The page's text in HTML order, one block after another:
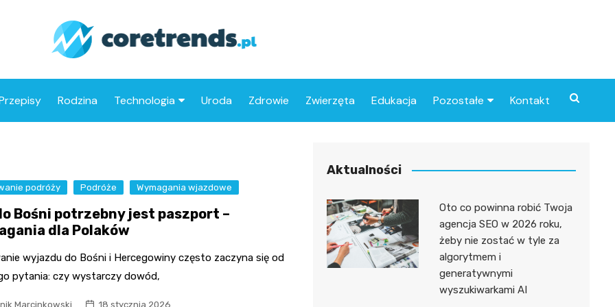
Rodzina Technologia Uroda Zdrowie Zwierzęta Edukacja Pozostałe Kontakt
podróży Podróże Wymagania wjazdowe
Bośni potrzebny jest paszport –
dla Polaków
wyjazdu do Bośni i Hercegowiny często zaczyna się od
pytania: czy wystarczy dowód,
Marcinkowski 18 stycznia 2026
Aktualności
Oto co powinna robić Twoja
agencja SEO w 2026 roku,
żeby nie zostać w tyle za
algorytmem i
generatywnymi
wyszukiwarkami AI